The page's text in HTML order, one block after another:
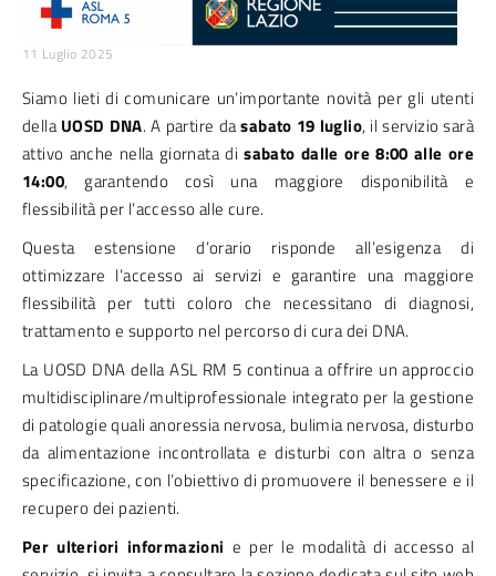
11 Luglio 2025
Siamo lieti di comunicare un’importante novità per gli utenti
dellaUOSD DNA. A partire dasabato 19 luglio, il servizio sarà
attivo anche nella giornata disabato dalle ore 8:00 alle ore
14:00, garantendo così una maggiore disponibilità e
flessibilità per l’accesso alle cure.
Questa estensione d’orario risponde all’esigenza di
ottimizzare l’accesso ai servizi e garantire una maggiore
flessibilità per tutti coloro che necessitano di diagnosi,
trattamento e supporto nel percorso di cura dei DNA.
La UOSD DNA della ASL RM 5 continua a offrire un approccio
multidisciplinare/multiprofessionale integrato per la gestione
di patologie quali anoressia nervosa, bulimia nervosa, disturbo
da alimentazione incontrollata e disturbi con altra o senza
specificazione, con l’obiettivo di promuovere il benessere e il
recupero dei pazienti.
Per ulteriori informazioni e per le modalità di accesso al